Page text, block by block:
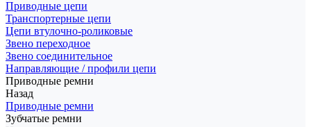
Приводные цепи
Транспортерные цепи
Цепи втулочно-роликовые
Звено переходное
Звено соединительное
Направляющие / профили цепи
Приводные ремни
Назад
Приводные ремни
Зубчатые ремни